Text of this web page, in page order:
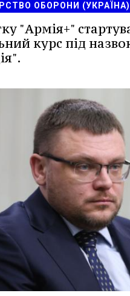
ОБОРОНИ (УКРАЇНА)
"Армія+"
курс під